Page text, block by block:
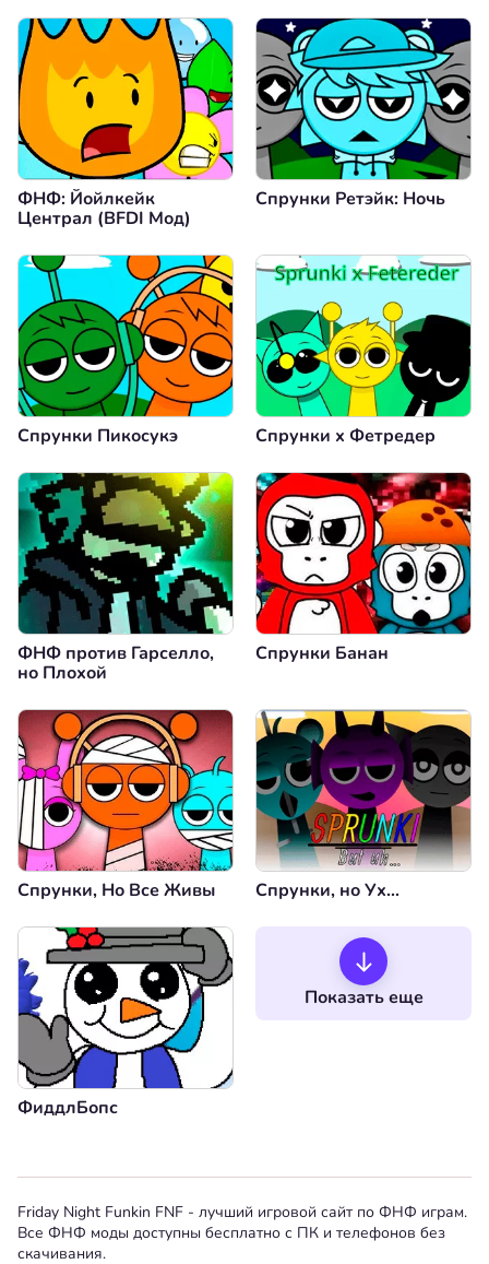
ФНФ: Йойлкейк
Централ (BFDI Мод)
Спрунки Ретэйк: Ночь
Спрунки Пикосукэ Спрунки х Фетредер
ФНФ против Гарселло,
но Плохой
Спрунки Банан
Спрунки, Но Все Живы Спрунки, но Ух...
ФиддлБопс
Показать еще
Friday Night Funkin FNF - лучший игровой сайт по ФНФ играм.
Все ФНФ моды доступны бесплатно с ПК и телефонов без
скачивания.